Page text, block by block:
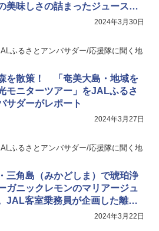
美味しさの詰まったジュースの
2024年3月30日
ふるさとアンバサダー/応援隊に聞く地
を散策！ 「奄美大島・地域を
モニターツアー」をJALふるさ
サダーがレポート
2024年3月27日
ふるさとアンバサダー/応援隊に聞く地
三角島（みかどしま）で琥珀浄
ガニックレモンのマリアージュ
JAL客室乗務員が企画した離島
商品化に向け準備中！2024年3月22日